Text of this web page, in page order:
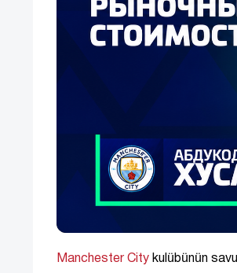
Manchester City kulübünün